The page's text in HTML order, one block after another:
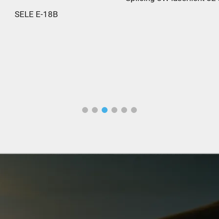
SELE E-18B